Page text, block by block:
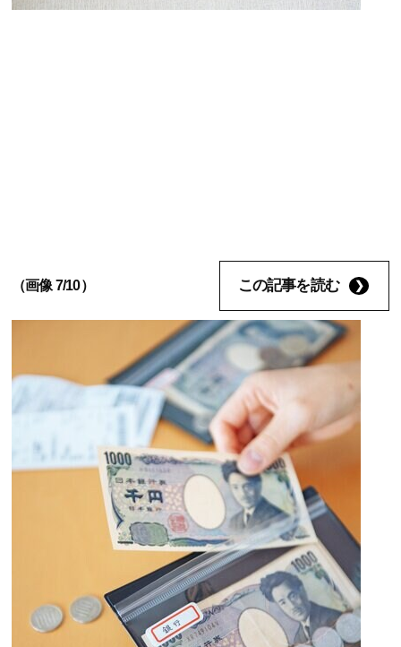
（画像 7/10） この記事を読む